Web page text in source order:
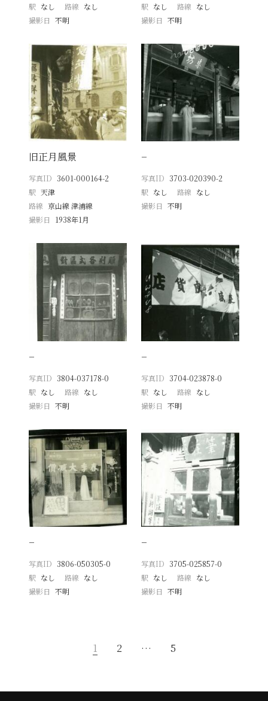
駅 なし 路線 なし
撮影日
不明
駅 なし 路線 なし
撮影日 不明
旧正月風景
写真ID 3601-000164-2
駅 天津
路線 京山線 津浦線
撮影日
1938年1月
−
写真ID 3703-020390-2
駅 なし 路線 なし
撮影日 不明
−
写真ID 3804-037178-0
駅 なし 路線 なし
撮影日
不明
−
写真ID 3704-023878-0
駅 なし 路線 なし
撮影日 不明
−
写真ID 3806-050305-0
駅 なし 路線 なし
撮影日
不明
−
写真ID 3705-025857-0
駅 なし 路線 なし
撮影日 不明
1 2 … 5